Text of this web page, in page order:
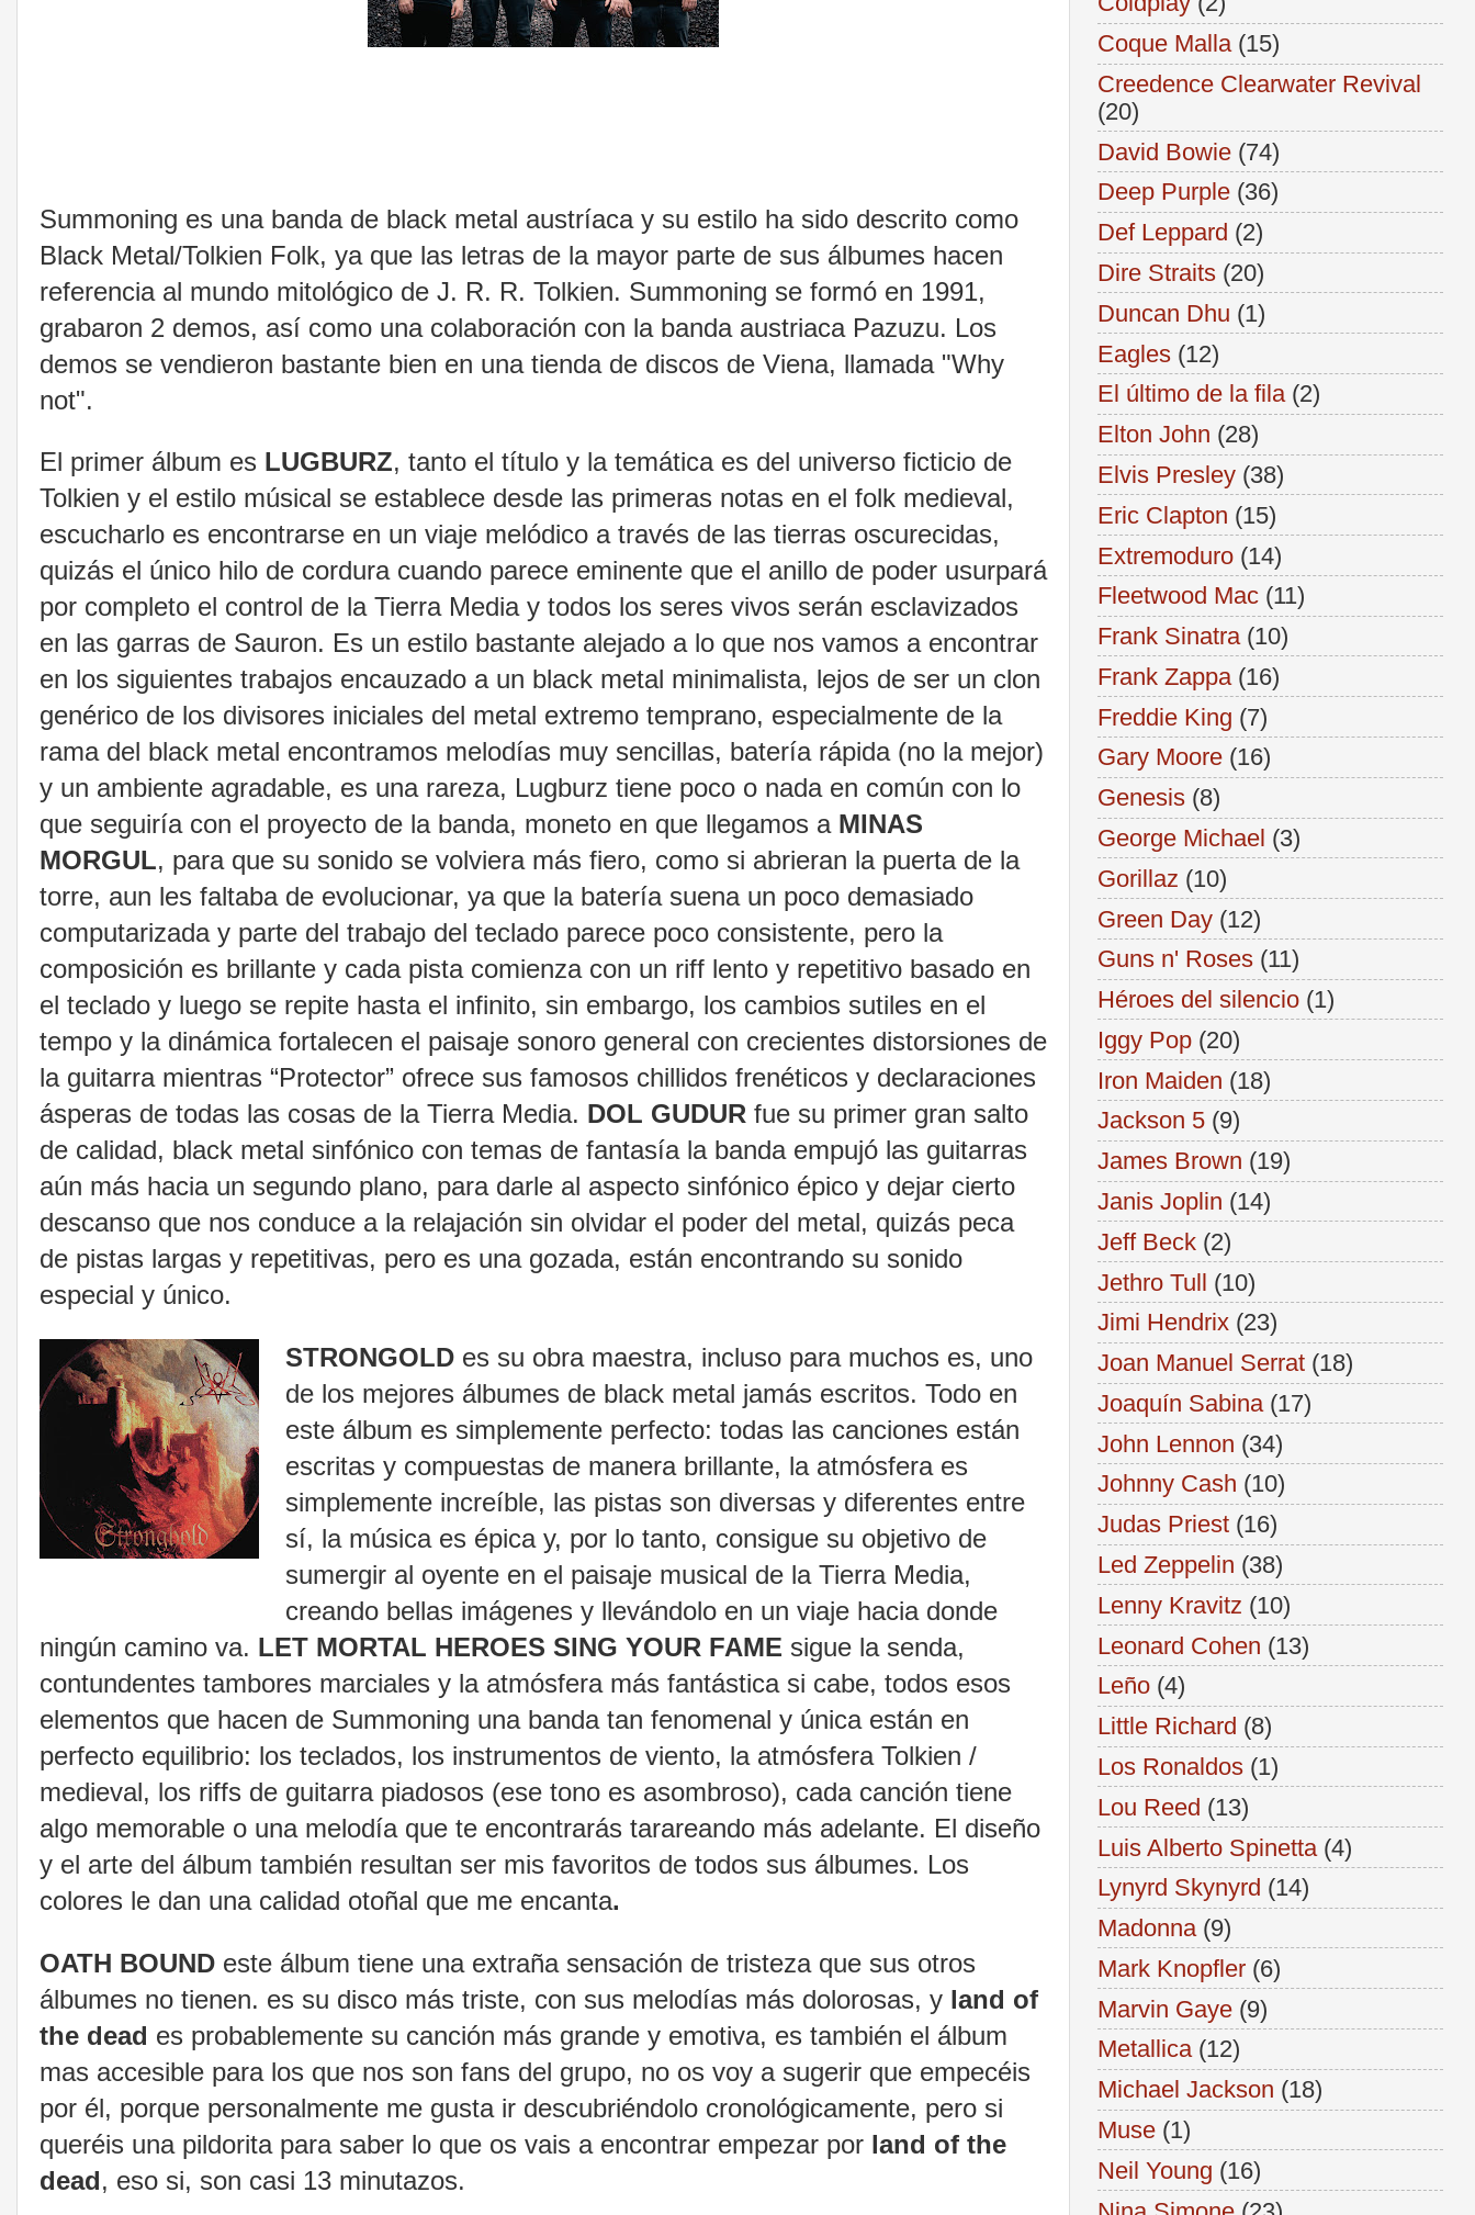
Summoning es una banda de black metal austríaca y su estilo ha sido descrito como
Black Metal/Tolkien Folk, ya que las letras de la mayor parte de sus álbumes hacen
referencia al mundo mitológico de J. R. R. Tolkien. Summoning se formó en 1991,
grabaron 2 demos, así como una colaboración con la banda austriaca Pazuzu. Los
demos se vendieron bastante bien en una tienda de discos de Viena, llamada "Why
not".
El primer álbum es LUGBURZ, tanto el título y la temática es del universo ficticio de
Tolkien y el estilo músical se establece desde las primeras notas en el folk medieval,
escucharlo es encontrarse en un viaje melódico a través de las tierras oscurecidas,
quizás el único hilo de cordura cuando parece eminente que el anillo de poder usurpará
por completo el control de la Tierra Media y todos los seres vivos serán esclavizados
en las garras de Sauron. Es un estilo bastante alejado a lo que nos vamos a encontrar
en los siguientes trabajos encauzado a un black metal minimalista, lejos de ser un clon
genérico de los divisores iniciales del metal extremo temprano, especialmente de la
rama del black metal encontramos melodías muy sencillas, batería rápida (no la mejor)
y un ambiente agradable, es una rareza, Lugburz tiene poco o nada en común con lo
que seguiría con el proyecto de la banda, moneto en que llegamos a MINAS
MORGUL, para que su sonido se volviera más fiero, como si abrieran la puerta de la
torre, aun les faltaba de evolucionar, ya que la batería suena un poco demasiado
computarizada y parte del trabajo del teclado parece poco consistente, pero la
composición es brillante y cada pista comienza con un riff lento y repetitivo basado en
el teclado y luego se repite hasta el infinito, sin embargo, los cambios sutiles en el
tempo y la dinámica fortalecen el paisaje sonoro general con crecientes distorsiones de
la guitarra mientras “Protector” ofrece sus famosos chillidos frenéticos y declaraciones
ásperas de todas las cosas de la Tierra Media. DOL GUDUR fue su primer gran salto
de calidad, black metal sinfónico con temas de fantasía la banda empujó las guitarras
aún más hacia un segundo plano, para darle al aspecto sinfónico épico y dejar cierto
descanso que nos conduce a la relajación sin olvidar el poder del metal, quizás peca
de pistas largas y repetitivas, pero es una gozada, están encontrando su sonido
especial y único.
STRONGOLDes su obra maestra, incluso para muchos es, uno
de los mejores álbumes de black metal jamás escritos. Todo en
este álbum es simplemente perfecto: todas las canciones están
escritas y compuestas de manera brillante, la atmósfera es
simplemente increíble, las pistas son diversas y diferentes entre
sí, la música es épica y, por lo tanto, consigue su objetivo de
sumergir al oyente en el paisaje musical de la Tierra Media,
creando bellas imágenes y llevándolo en un viaje hacia donde
ningún camino va. LET MORTAL HEROES SING YOUR FAME sigue la senda,
contundentes tambores marciales y la atmósfera más fantástica si cabe, todos esos
elementos que hacen de Summoning una banda tan fenomenal y única están en
perfecto equilibrio: los teclados, los instrumentos de viento, la atmósfera Tolkien /
medieval, los riffs de guitarra piadosos (ese tono es asombroso), cada canción tiene
algo memorable o una melodía que te encontrarás tarareando más adelante. El diseño
y el arte del álbum también resultan ser mis favoritos de todos sus álbumes. Los
colores le dan una calidad otoñal que me encanta.
OATH BOUND este álbum tiene una extraña sensación de tristeza que sus otros
álbumes no tienen. es su disco más triste, con sus melodías más dolorosas, y land of
the dead es probablemente su canción más grande y emotiva, es también el álbum
mas accesible para los que nos son fans del grupo, no os voy a sugerir que empecéis
por él, porque personalmente me gusta ir descubriéndolo cronológicamente, pero si
queréis una pildorita para saber lo que os vais a encontrar empezar por land of the
dead, eso si, son casi 13 minutazos.
Coque Malla (15)
Creedence Clearwater Revival
(20)
David Bowie (74)
Deep Purple (36)
Def Leppard (2)
Dire Straits (20)
Duncan Dhu (1)
Eagles (12)
El último de la fila (2)
Elton John (28)
Elvis Presley (38)
Eric Clapton (15)
Extremoduro (14)
Fleetwood Mac (11)
Frank Sinatra (10)
Frank Zappa (16)
Freddie King (7)
Gary Moore (16)
Genesis (8)
George Michael (3)
Gorillaz (10)
Green Day (12)
Guns n' Roses (11)
Héroes del silencio (1)
Iggy Pop (20)
Iron Maiden (18)
Jackson 5 (9)
James Brown (19)
Janis Joplin (14)
Jeff Beck (2)
Jethro Tull (10)
Jimi Hendrix (23)
Joan Manuel Serrat (18)
Joaquín Sabina (17)
John Lennon (34)
Johnny Cash (10)
Judas Priest (16)
Led Zeppelin (38)
Lenny Kravitz (10)
Leonard Cohen (13)
Leño (4)
Little Richard (8)
Los Ronaldos (1)
Lou Reed (13)
Luis Alberto Spinetta (4)
Lynyrd Skynyrd (14)
Madonna (9)
Mark Knopfler (6)
Marvin Gaye (9)
Metallica (12)
Michael Jackson (18)
Muse (1)
Neil Young (16)